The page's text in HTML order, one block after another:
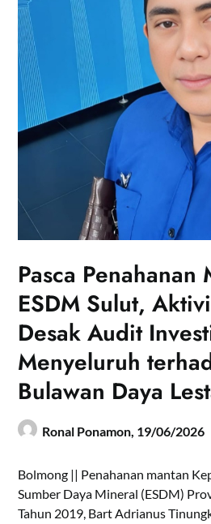
Pasca Penahanan
ESDM Sulut,
Desak Audit
Menyeluruh
Bulawan Daya
Ronal Ponamon, 19/06/2026
Bolmong || Penahanan mantan
Sumber Daya Mineral (ESDM)
Tahun 2019, Bart Adrianus